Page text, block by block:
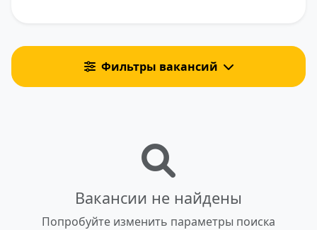
Фильтры вакансий
Вакансии не найдены
Попробуйте изменить параметры поиска